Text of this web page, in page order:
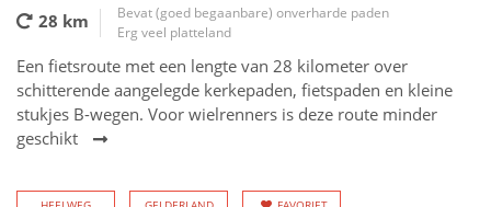
28 km
Bevat (goed begaanbare) onverharde paden
Erg veel platteland
Een fietsroute met een lengte van 28 kilometer over
schitterende aangelegde kerkepaden, fietspaden en kleine
stukjes B-wegen. Voor wielrenners is deze route minder
geschikt